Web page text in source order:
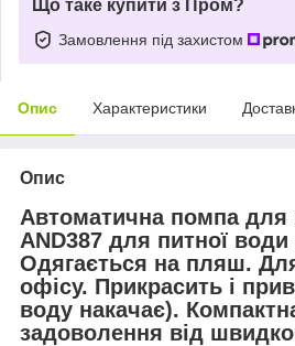
Що таке купити з Пром?
Замовлення під захистом
Опис Характеристики
Опис
Автоматична помпа для
AND387 для питної води
Одягається на пляш.
офісу. Прикрасить і
воду накачає).
задоволення від